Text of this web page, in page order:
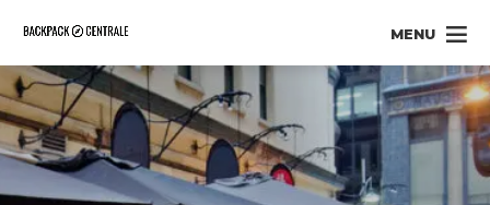
MENU